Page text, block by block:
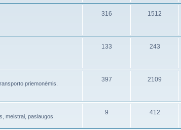
316 1512
133 243
priemonėmis.
397 2109
meistrai, paslaugos.
9 412